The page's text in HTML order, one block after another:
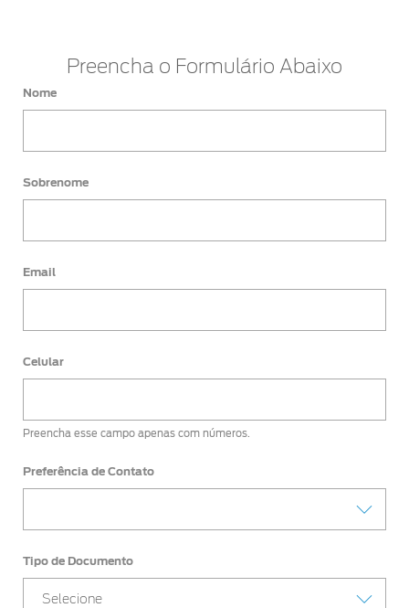
Preencha o Formulário Abaixo
Nome
Sobrenome
Email
Celular
Preencha esse campo apenas com números.
Preferência de Contato
Tipo de Documento
Selecione